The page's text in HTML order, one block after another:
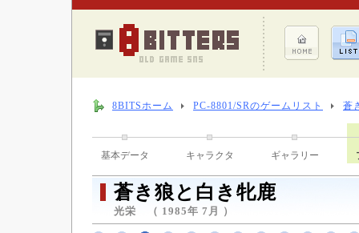
8BITSホーム PC-8801/SRのゲームリスト 蒼
基本データ キャラクタ ギャラリー
蒼き狼と白き牝鹿
光栄 （ 1985年 7月 ）